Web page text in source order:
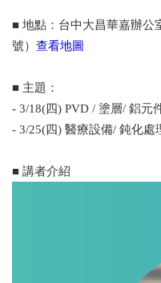
■ 地點：台中大昌華嘉辦公
號） 查看地圖
■ 主題：
- 3/18(四) PVD / 塗層/ 鋁元
- 3/25(四) 醫療設備/ 鈍化處
■ 講者介紹